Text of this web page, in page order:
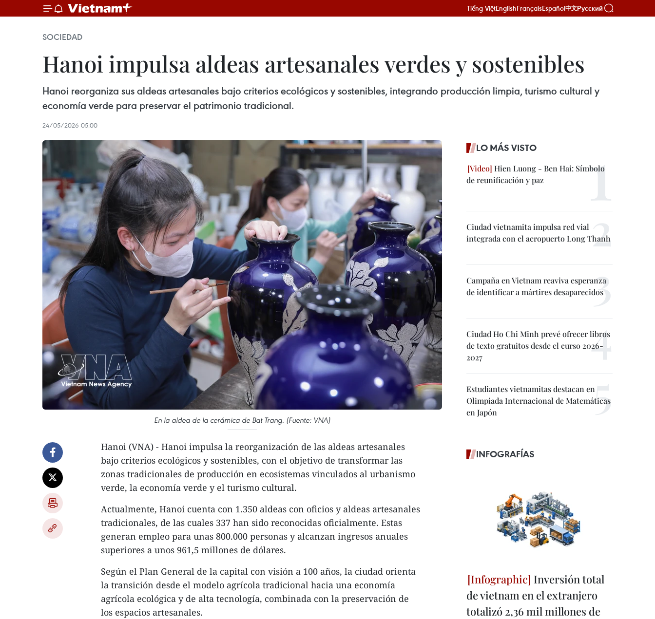
Tiếng ViệtEnglishFrançaisEspañol中文Русский
SOCIEDAD
Hanoi impulsa aldeas artesanales verdes y sostenibles
Hanoi reorganiza sus aldeas artesanales bajo criterios ecológicos y sostenibles, integrando producción limpia, turismo cultural y
economía verde para preservar el patrimonio tradicional.
24/05/2026 05:00
En la aldea de la cerámica de Bat Trang. (Fuente: VNA)
Hanoi (VNA) - Hanoi impulsa la reorganización de las aldeas artesanales
bajo criterios ecológicos y sostenibles, con el objetivo de transformar las
zonas tradicionales de producción en ecosistemas vinculados al urbanismo
verde, la economía verde y el turismo cultural.
Actualmente, Hanoi cuenta con 1.350 aldeas con oficios y aldeas artesanales
tradicionales, de las cuales 337 han sido reconocidas oficialmente. Estas
generan empleo para unas 800.000 personas y alcanzan ingresos anuales
superiores a unos 961,5 millones de dólares.
Según el Plan General de la capital con visión a 100 años, la ciudad orienta
la transición desde el modelo agrícola tradicional hacia una economía
agrícola ecológica y de alta tecnología, combinada con la preservación de
los espacios artesanales.
LO MÁS VISTO
Hien Luong - Ben Hai: Símbolo
de reunificación y paz
Ciudad vietnamita impulsa red vial
integrada con el aeropuerto Long Thanh
Campaña en Vietnam reaviva esperanza
de identificar a mártires desaparecidos
Ciudad Ho Chi Minh prevé ofrecer libros
de texto gratuitos desde el curso 2026-
2027
Estudiantes vietnamitas destacan en
Olimpiada Internacional de Matemáticas
en Japón
INFOGRAFÍAS
Inversión total
de vietnam en el extranjero
totalizó 2,36 mil millones de